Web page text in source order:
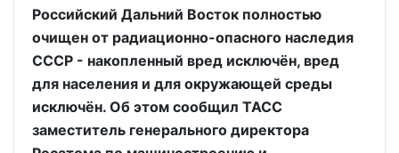
Российский Дальний Восток полностью
очищен от радиационно-опасного наследия
СССР - накопленный вред исключён, вред
для населения и для окружающей среды
исключён. Об этом сообщил ТАСС
заместитель генерального директора